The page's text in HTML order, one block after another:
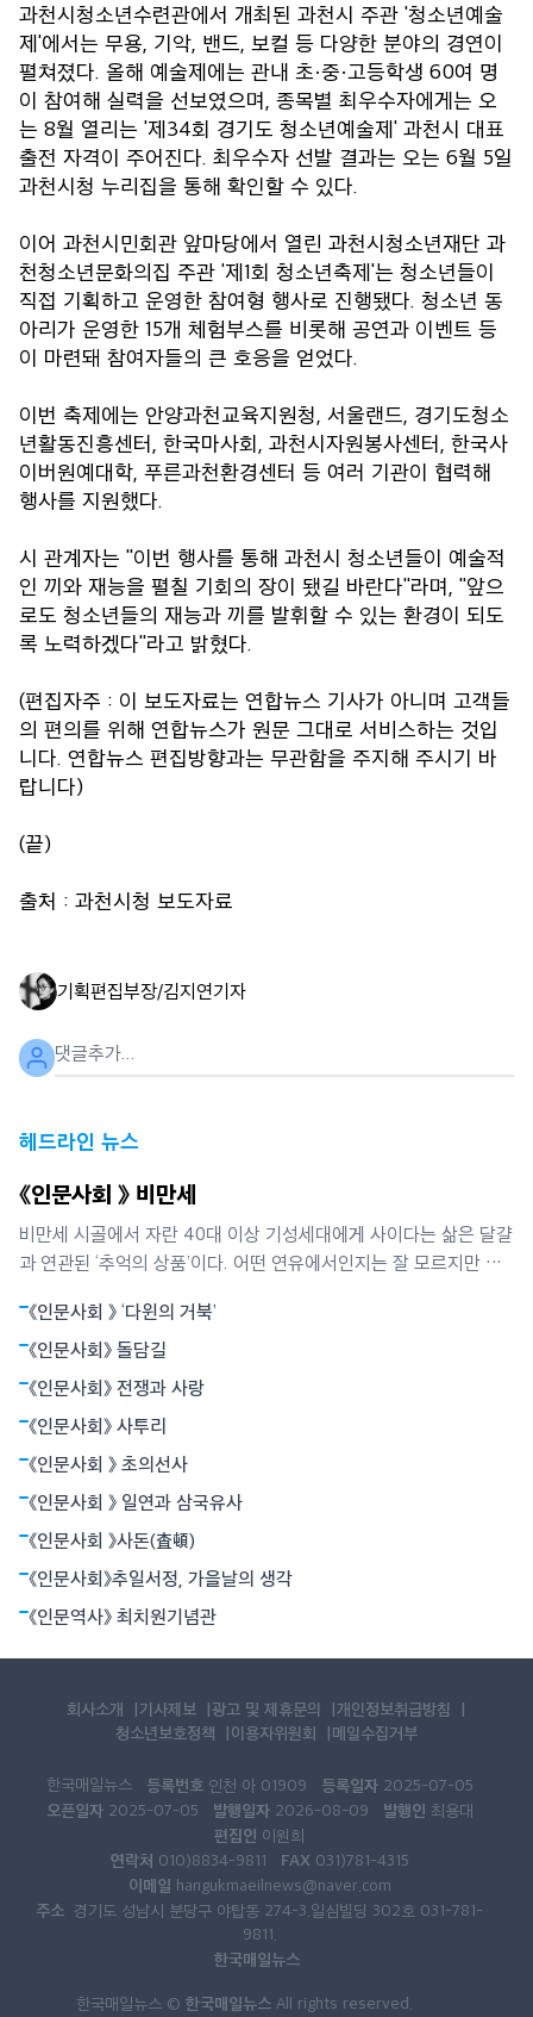
과천시청소년수련관에서 개최된 과천시 주관 '청소년예술
제'에서는 무용, 기악, 밴드, 보컬 등 다양한 분야의 경연이
펼쳐졌다. 올해 예술제에는 관내 초·중·고등학생 60여 명
이 참여해 실력을 선보였으며, 종목별 최우수자에게는 오
는 8월 열리는 '제34회 경기도 청소년예술제' 과천시 대표
출전 자격이 주어진다. 최우수자 선발 결과는 오는 6월 5일
과천시청 누리집을 통해 확인할 수 있다.
이어 과천시민회관 앞마당에서 열린 과천시청소년재단 과
천청소년문화의집 주관 '제1회 청소년축제'는 청소년들이
직접 기획하고 운영한 참여형 행사로 진행됐다. 청소년 동
아리가 운영한 15개 체험부스를 비롯해 공연과 이벤트 등
이 마련돼 참여자들의 큰 호응을 얻었다.
이번 축제에는 안양과천교육지원청, 서울랜드, 경기도청소
년활동진흥센터, 한국마사회, 과천시자원봉사센터, 한국사
이버원예대학, 푸른과천환경센터 등 여러 기관이 협력해
행사를 지원했다.
시 관계자는 "이번 행사를 통해 과천시 청소년들이 예술적
인 끼와 재능을 펼칠 기회의 장이 됐길 바란다"라며, "앞으
로도 청소년들의 재능과 끼를 발휘할 수 있는 환경이 되도
록 노력하겠다"라고 밝혔다.
(편집자주 : 이 보도자료는 연합뉴스 기사가 아니며 고객들
의 편의를 위해 연합뉴스가 원문 그대로 서비스하는 것입
니다. 연합뉴스 편집방향과는 무관함을 주지해 주시기 바
랍니다)
(끝)
출처 : 과천시청 보도자료
기획편집부장/김지연기자
헤드라인 뉴스
《인문사회 》 비만세
비만세 시골에서 자란 40대 이상 기성세대에게 사이다는 삶은 달걀
과 연관된 ‘추억의 상품’이다. 어떤 연유에서인지는 잘 모르지만 사
‘실과 바늘’ 같은 존재였다. 달걀을 먹으면서 목이 메지 않게 하거나
소화를 돕는 기능은 두번째였고, 당시에는 매우 귀했던 탄산음료 특
유의 톡 쏘는 맛이
《인문사회 》 ‘다윈의 거북’
《인문사회》 돌담길
《인문사회》 전쟁과 사랑
《인문사회》 사투리
《인문사회 》 초의선사
《인문사회 》 일연과 삼국유사
《인문사회 》사돈(査頓)
《인문사회》추일서정, 가을날의 생각
《인문역사》 최치원기념관
회사소개 기사제보 광고 및 제휴문의
개인정보취급방침
청소년보호정책
이용자위원회 메일수집거부
한국매일뉴스 등록번호 인천 아 01909 등록일자 2025-07-05
오픈일자 2025-07-05 발행일자 2026-08-09 발행인 최용대
편집인 이원희
연락처 010)8834-9811 FAX 031)781-4315
이메일 hangukmaeilnews@naver.com
주소 경기도 성남시 분당구 야탑동 274-3.일심빌딩 302호 031-781-
9811.
한국매일뉴스
한국매일뉴스 © 한국매일뉴스All rights reserved.